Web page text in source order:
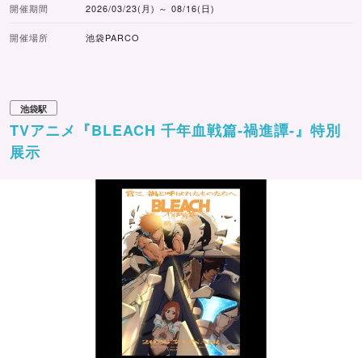
開催期間 2026/03/23(月) ～ 08/16(日)
開催場所 池袋PARCO
池袋駅
TVアニメ『BLEACH 千年血戦篇‐禍進譚-』特別
展示